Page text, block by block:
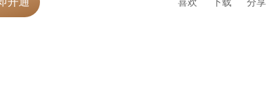
喜欢 下载 分享